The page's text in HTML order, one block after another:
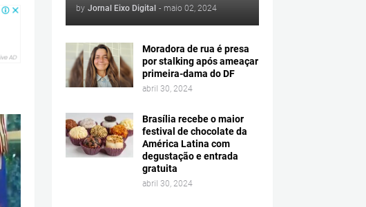
by Jornal Eixo Digital - maio 02, 2024
Moradora de rua é presa
por stalking após ameaçar
primeira-dama do DF
abril 30, 2024
Brasília recebe o maior
festival de chocolate da
América Latina com
degustação e entrada
gratuita
abril 30, 2024